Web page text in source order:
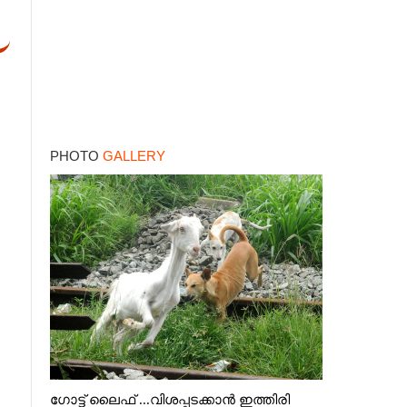
PHOTO GALLERY
ഗോട്ട് ലൈഫ് ...വിശപ്പടക്കാൻ ഇത്തിരി